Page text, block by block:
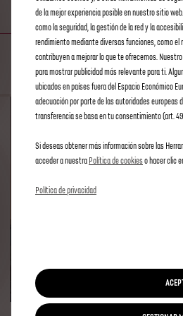
de la mejor experiencia posible en nuestro sitio
como la seguridad, la gestión de la red y la
rendimiento mediante diversas funciones, como
contribuyen a mejorar lo que te ofrecemos.
para mostrar publicidad más relevante para ti.
ubicados en países fuera del Espacio Económico
adecuación por parte de las autoridades
transferencia se basa en tu consentimiento (art.
Si deseas obtener más información sobre las
acceder a nuestra Política de cookieso hacer clic
Política de privacidad